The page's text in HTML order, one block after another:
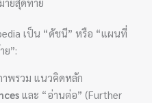
ายสุดท้าย
เป็น “ดัชนี” หรือ “แผนที่
ย”:
าพรวม แนวคิดหลัก
และ “อ่านต่อ” (Further